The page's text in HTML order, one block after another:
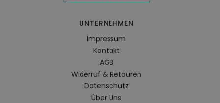
UNTERNEHMEN
Impressum
Kontakt
AGB
Widerruf & Retouren
Datenschutz
Über Uns